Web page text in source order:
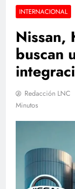
INTERNACIONAL
Nissan,
buscan
Redacción LNC
Minutos